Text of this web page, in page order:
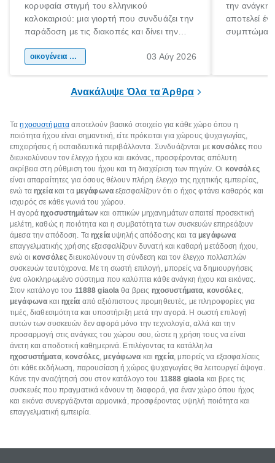
κορυφαία στιγμή του ελληνικού
καλοκαιριού: μια γιορτή που συνδυάζει την
παράδοση με τις διακοπές και δίνει την
χώρας. Είτε πρόκειται για λίγες μέρες
οικογένεια & παιδί 03 Αύγ 2026
την ανάγκη
αποτελεί
Ανακάλυψε Όλα τα Άρθρα
Ταηχοσυστήματα αποτελούν βασικό στοιχείο για κάθε χώρο όπου η
ποιότητα ήχου είναι σημαντική, είτε πρόκειται για χώρους ψυχαγωγίας,
επιχειρήσεις ή εκπαιδευτικά περιβάλλοντα. Συνδυάζονται με κονσόλες που
διευκολύνουν τον έλεγχο ήχου και εικόνας, προσφέροντας απόλυτη
ακρίβεια στη ρύθμιση του ήχου και τη διαχείριση των πηγών. Οι κονσόλες
είναι απαραίτητες για όσους θέλουν πλήρη έλεγχο της ηχητικής εμπειρίας,
ενώ τα ηχείακαι τα μεγάφωναεξασφαλίζουν ότι ο ήχος φτάνει καθαρός και
ισχυρός σε κάθε γωνιά του χώρου.
Η αγοράηχοσυστημάτων και οπτικών μηχανημάτων απαιτεί προσεκτική
μελέτη, καθώς η ποιότητα και η συμβατότητα των συσκευών επηρεάζουν
άμεσα την απόδοση. Ταηχείαυψηλής απόδοσης και τα μεγάφωνα
επαγγελματικής χρήσης εξασφαλίζουν δυνατή και καθαρή μετάδοση ήχου,
ενώ οι κονσόλες διευκολύνουν τη σύνδεση και τον έλεγχο πολλαπλών
συσκευών ταυτόχρονα. Με τη σωστή επιλογή, μπορείς να δημιουργήσεις
ένα ολοκληρωμένο σύστημα που καλύπτει κάθε ανάγκη ήχου και εικόνας.
Στον κατάλογο του 11888giaola θα βρεις ηχοσυστήματα, κονσόλες,
μεγάφωνα και ηχεία από αξιόπιστους προμηθευτές, με πληροφορίες για
τιμές, διαθεσιμότητα και υποστήριξη μετά την αγορά. Η σωστή επιλογή
αυτών των συσκευών δεν αφορά μόνο την τεχνολογία, αλλά και την
προσαρμογή στις ανάγκες του χώρου σου, ώστε η χρήση τους να είναι
άνετη και αποδοτική καθημερινά. Επιλέγοντας τα κατάλληλα
ηχοσυστήματα, κονσόλες, μεγάφωνα καιηχεία, μπορείς να εξασφαλίσεις
ότι κάθε εκδήλωση, παρουσίαση ή χώρος ψυχαγωγίας θα λειτουργεί άψογα.
Κάνε την αναζήτησή σου στον κατάλογο του 11888 giaola και βρες τις
συσκευές που πραγματικά κάνουν τη διαφορά, για έναν χώρο όπου ήχος
και εικόνα συνεργάζονται αρμονικά, προσφέροντας υψηλή ποιότητα και
επαγγελματική εμπειρία.